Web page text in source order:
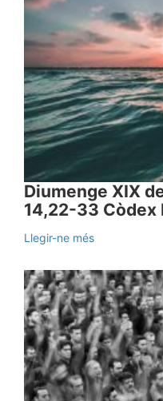
Diumenge XIX
14,22-33 Còdex
Llegir-ne més